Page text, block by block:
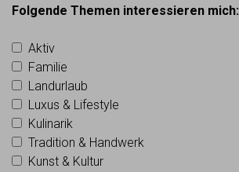
Folgende Themen interessieren mich:
Aktiv
Familie
Landurlaub
Luxus & Lifestyle
Kulinarik
Tradition & Handwerk
Kunst & Kultur